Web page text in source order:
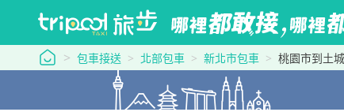
tripool 旅步
包車接送 北部包車 新北市包車 桃園市到土